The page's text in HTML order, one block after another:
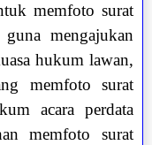
memfoto surat
mengajukan
hukum lawan,
memfoto surat
acara perdata
memfoto surat